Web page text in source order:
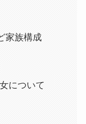
家族構成
について